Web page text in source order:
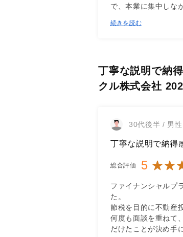
で、本業に集中しな
続きを読む
丁寧な説明で納
クル株式会社
30代後半 / 男
丁寧な説明で納得
総合評価 5
ファイナンシャルプ
た。
節税を目的に不動産
何度も面談を重ねて
だけたことが決め手